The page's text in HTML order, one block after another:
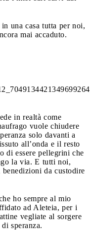
una casa tutta per noi,
mai accaduto.
in realtà come
vuole chiudere
solo davanti a
all’onda e il resto
di essere pellegrini che
la via. E tutti noi,
da custodire
ho sempre al mio
ad Aleteia, per i
vegliate al sorgere
speranza.